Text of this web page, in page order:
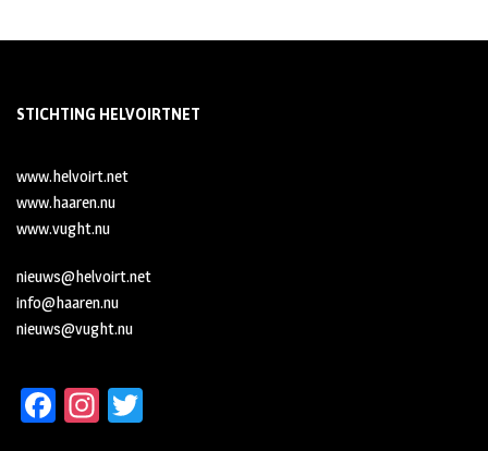
STICHTING HELVOIRTNET
www.helvoirt.net
www.haaren.nu
www.vught.nu
nieuws@helvoirt.net
info@haaren.nu
nieuws@vught.nu
Fa In